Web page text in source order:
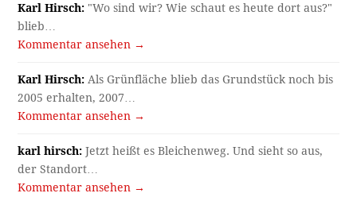
Karl Hirsch: "Wo sind wir? Wie schaut es heute dort aus?"
blieb…
Kommentar ansehen →
Karl Hirsch: Als Grünfläche blieb das Grundstück noch bis
2005 erhalten, 2007…
Kommentar ansehen →
karl hirsch: Jetzt heißt es Bleichenweg. Und sieht so aus,
der Standort…
Kommentar ansehen →